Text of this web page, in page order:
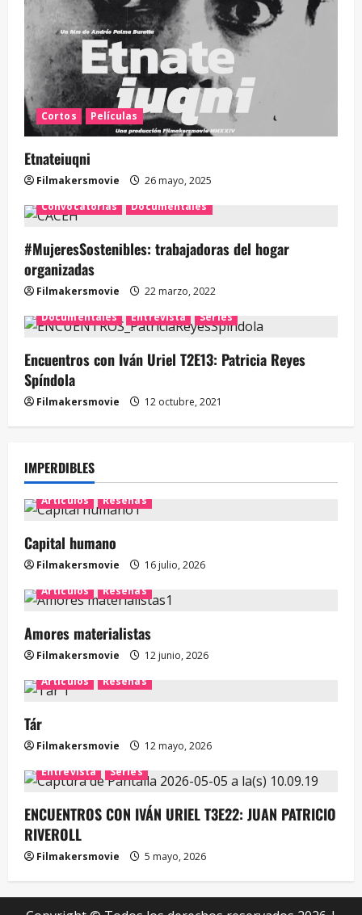
Cortos Películas
Etnateiuqni
Filmakersmovie
26 mayo, 2025
Convocatorias
Documentales
#MujeresSostenibles: trabajadoras del hogar
organizadas
Filmakersmovie
22 marzo, 2022
Documentales
Entrevista Series
Encuentros con Iván Uriel T2E13: Patricia Reyes
Spíndola
Filmakersmovie 12 octubre, 2021
IMPERDIBLES
Artículos Reseñas
Capital humano
Filmakersmovie
16 julio, 2026
Artículos
Reseñas
Amores materialistas
Filmakersmovie
12 junio, 2026
Artículos
Reseñas
Tár
Filmakersmovie
12 mayo, 2026
Entrevista
Series
ENCUENTROS CON IVÁN URIEL T3E22: JUAN PATRICIO
RIVEROLL
Filmakersmovie 5 mayo, 2026